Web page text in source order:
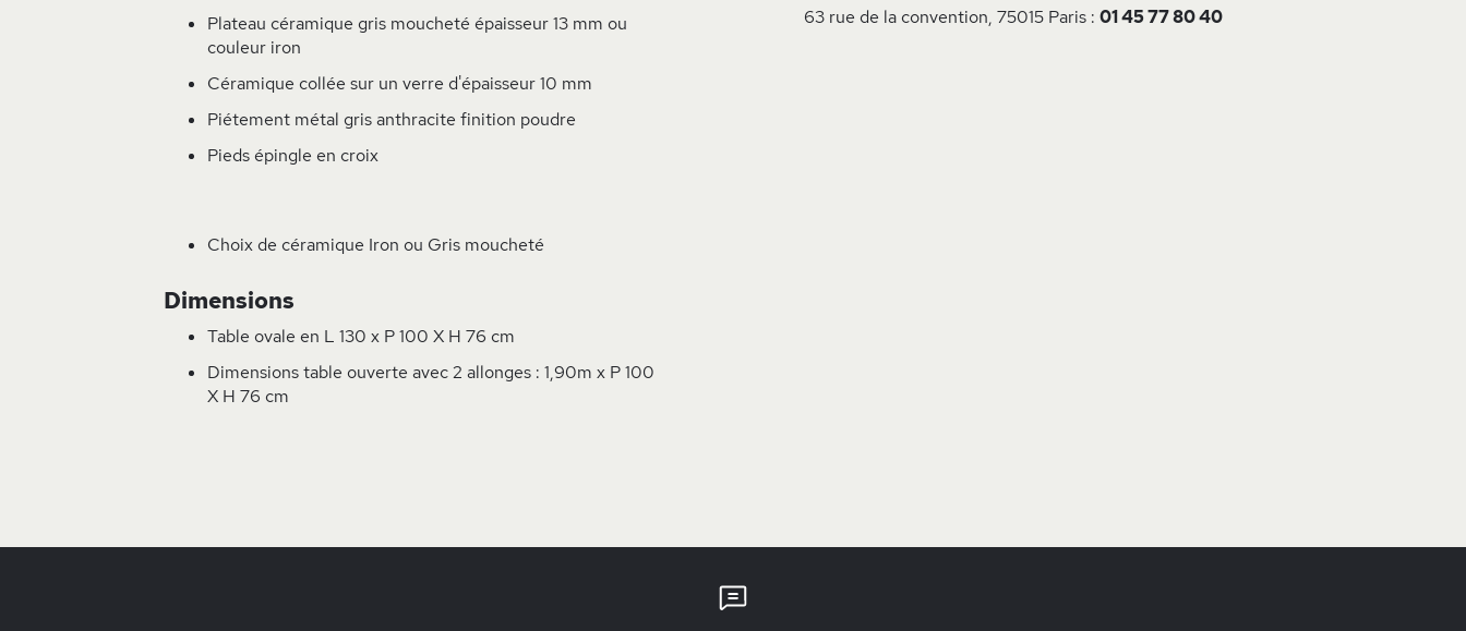
Plateau céramique gris moucheté épaisseur 13 mm ou
couleur iron
Céramique collée sur un verre d'épaisseur 10 mm
Piétement métal gris anthracite finition poudre
Pieds épingle en croix
Choix de céramique Iron ou Gris moucheté
Dimensions
Table ovale en L 130 x P 100 X H 76 cm
Dimensions table ouverte avec 2 allonges : 1,90m x P 100
X H 76 cm
63 rue de la convention, 75015 Paris : 01 45 77 80 40